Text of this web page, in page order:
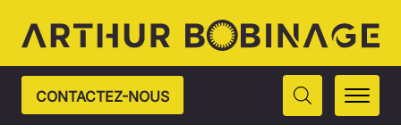
CONTACTEZ-NOUS